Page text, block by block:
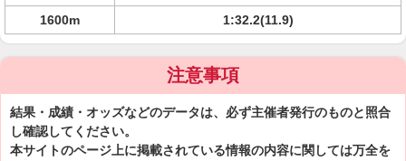
1600m
1:32.2(11.9)
注意事項
結果・成績・オッズなどのデータは、必ず主催者発行のものと照合
し確認してください。
本サイトのページ上に掲載されている情報の内容に関しては万全を